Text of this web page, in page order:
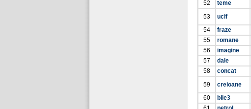
52
teme
53
ucif
54
fraze
55
romane
56
imagine
57
dale
58
concat
59
creioane
60
bile3